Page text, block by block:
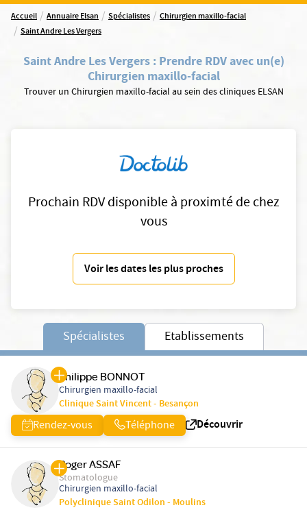
Accueil / Annuaire Elsan / Spécialistes / Chirurgien maxillo-facial
/ Saint Andre Les Vergers
Saint Andre Les Vergers: Prendre RDV avec un(e)
Chirurgien maxillo-facial
Trouver un Chirurgien maxillo-facial au sein des cliniques ELSAN
Prochain RDV disponible à proximté de chez
vous
Voir les dates les plus proches
Spécialistes Etablissements
Philippe BONNOT
Chirurgien maxillo-facial
Clinique Saint Vincent - Besançon
Rendez-vous Téléphone Découvrir
Roger ASSAF
Stomatologue
Chirurgien maxillo-facial
Polyclinique Saint Odilon - Moulins